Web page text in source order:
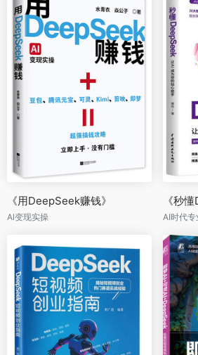
《用DeepSeek赚钱》
Al变现实操